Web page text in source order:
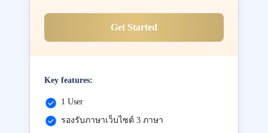
Get Started
Key features:
1 User
รองรับภาษาเว็บไซต์ 3 ภาษา